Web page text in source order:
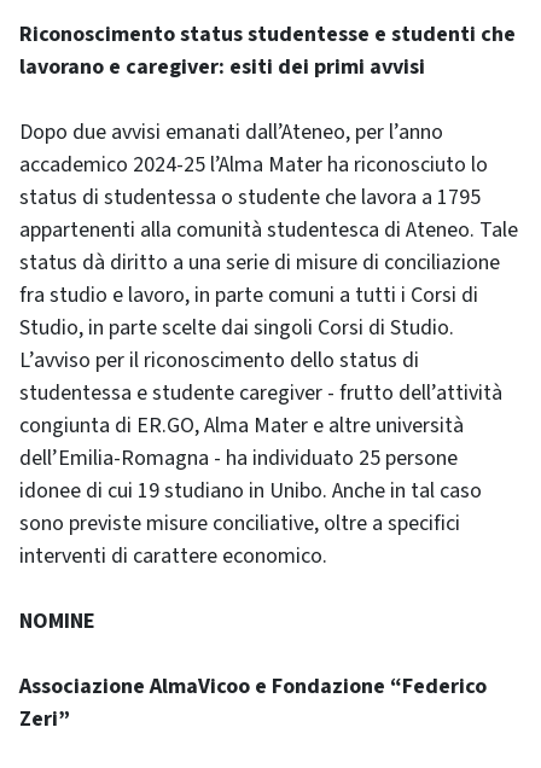
Riconoscimento status studentesse e studenti che
lavorano e caregiver: esiti dei primi avvisi
Dopo due avvisi emanati dall’Ateneo, per l’anno
accademico 2024-25 l’Alma Mater ha riconosciuto lo
status di studentessa o studente che lavora a 1795
appartenenti alla comunità studentesca di Ateneo. Tale
status dà diritto a una serie di misure di conciliazione
fra studio e lavoro, in parte comuni a tutti i Corsi di
Studio, in parte scelte dai singoli Corsi di Studio.
L’avviso per il riconoscimento dello status di
studentessa e studente caregiver - frutto dell’attività
congiunta di ER.GO, Alma Mater e altre università
dell’Emilia-Romagna - ha individuato 25 persone
idonee di cui 19 studiano in Unibo. Anche in tal caso
sono previste misure conciliative, oltre a specifici
interventi di carattere economico.
NOMINE
Associazione AlmaVicoo e Fondazione “Federico
Zeri”